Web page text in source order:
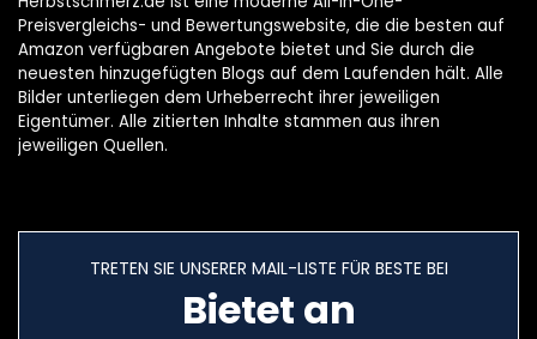
Preisvergleichs- und Bewertungswebsite, die die besten auf
Amazon verfügbaren Angebote bietet und Sie durch die
neuesten hinzugefügten Blogs auf dem Laufenden hält. Alle
Bilder unterliegen dem Urheberrecht ihrer jeweiligen
Eigentümer. Alle zitierten Inhalte stammen aus ihren
jeweiligen Quellen.
TRETEN SIE UNSERER MAIL-LISTE FÜR BESTE BEI
Bietet an